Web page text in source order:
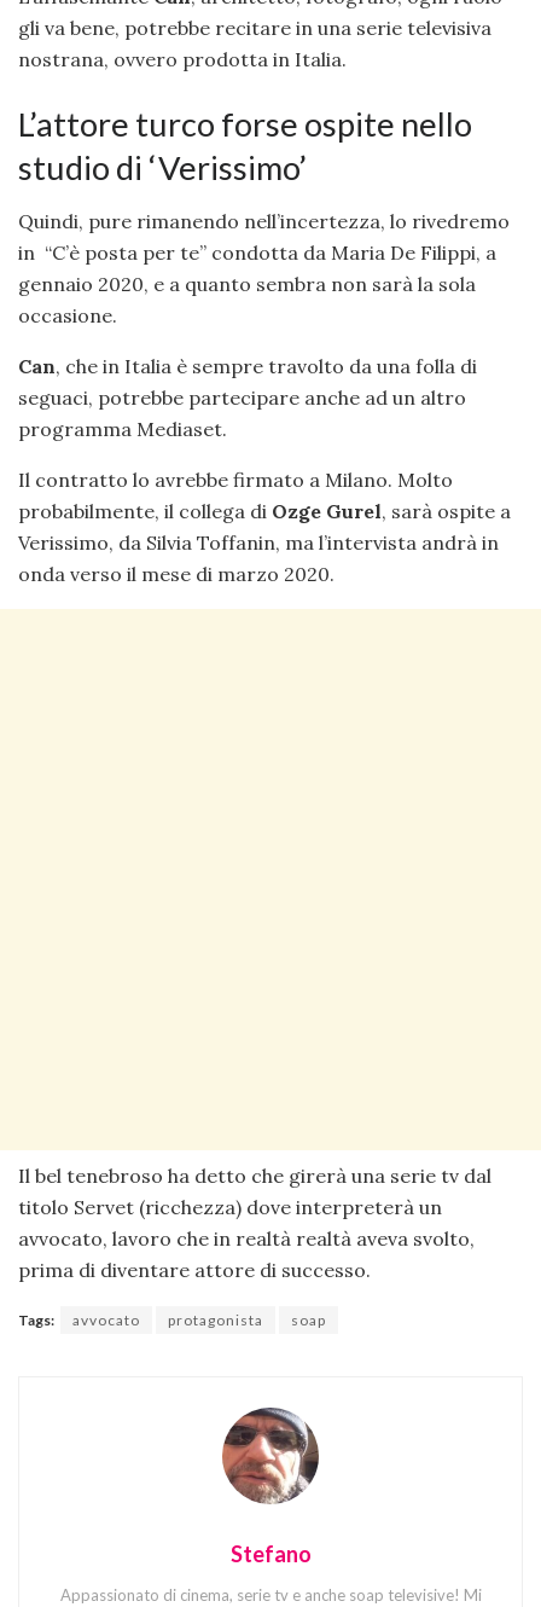
gli va bene, potrebbe recitare in una serie televisiva
nostrana, ovvero prodotta in Italia.
L’attore turco forse ospite nello
studio di ‘Verissimo’
Quindi, pure rimanendo nell’incertezza, lo rivedremo
in “C’è posta per te” condotta da Maria De Filippi, a
gennaio 2020, e a quanto sembra non sarà la sola
occasione.
Can, che in Italia è sempre travolto da una folla di
seguaci, potrebbe partecipare anche ad un altro
programma Mediaset.
Il contratto lo avrebbe firmato a Milano. Molto
probabilmente, il collega di Ozge Gurel, sarà ospite a
Verissimo, da Silvia Toffanin, ma l’intervista andrà in
onda verso il mese di marzo 2020.
Il bel tenebroso ha detto che girerà una serie tv dal
titolo Servet (ricchezza) dove interpreterà un
avvocato, lavoro che in realtà realtà aveva svolto,
prima di diventare attore di successo.
Tags: avvocato protagonista soap
Stefano
Appassionato di cinema, serie tv e anche soap televisive! Mi